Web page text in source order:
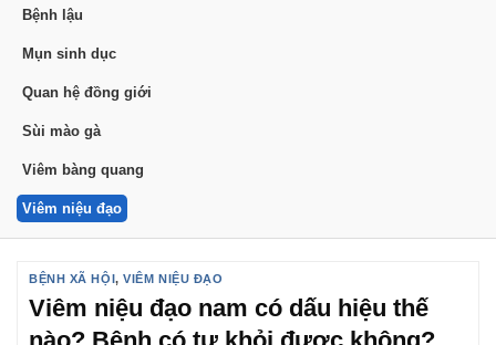
Bệnh lậu
Mụn sinh dục
Quan hệ đồng giới
Sùi mào gà
Viêm bàng quang
Viêm niệu đạo
BỆNH XÃ HỘI,VIÊM NIỆU ĐẠO
Viêm niệu đạo nam có dấu hiệu thế